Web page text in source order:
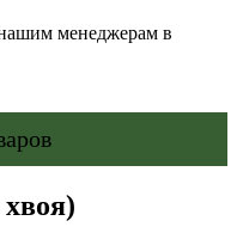
менеджерам в